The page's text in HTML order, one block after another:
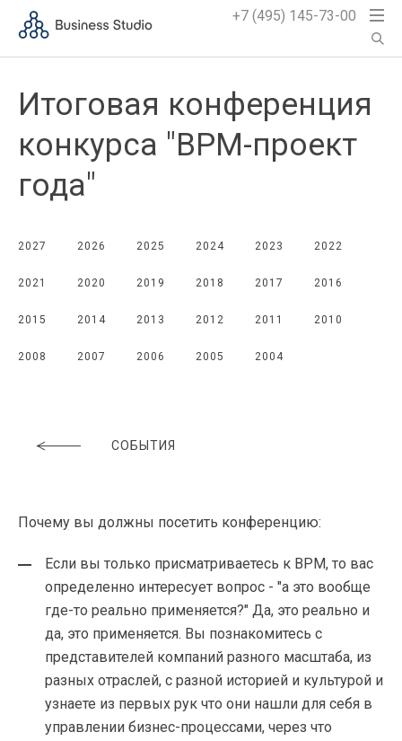
+7 (495) 145-73-00
Итоговая конференция
конкурса "BPM-проект
года"
2027 2026 2025 2024 2023 2022
2021 2020 2019 2018 2017 2016
2015 2014 2013 2012 2011 2010
2008 2007 2006 2005 2004
СОБЫТИЯ
Почему вы должны посетить конференцию:
Если вы только присматриваетесь к BPM, то вас
определенно интересует вопрос - "а это вообще
где-то реально применяется?" Да, это реально и
да, это применяется. Вы познакомитесь с
представителей компаний разного масштаба, из
разных отраслей, с разной историей и культурой и
узнаете из первых рук что они нашли для себя в
управлении бизнес-процессами, через что